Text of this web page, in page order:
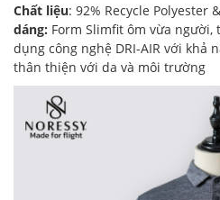
Chất liệu: 92% Recycle Polyester
dáng: Form Slimfit ôm vừa người,
dụng công nghệ DRI-AIR với khả
thân thiện với da và môi trường